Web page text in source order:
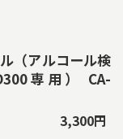
（アルコール検
専用） CA-
3,300円